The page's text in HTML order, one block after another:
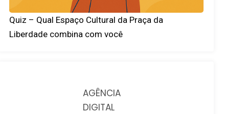
Quiz – Qual Espaço Cultural da Praça da
Liberdade combina com você
AGÊNCIA
DIGITAL